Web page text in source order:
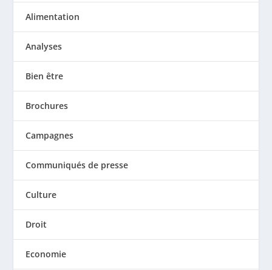
Alimentation
Analyses
Bien être
Brochures
Campagnes
Communiqués de presse
Culture
Droit
Economie